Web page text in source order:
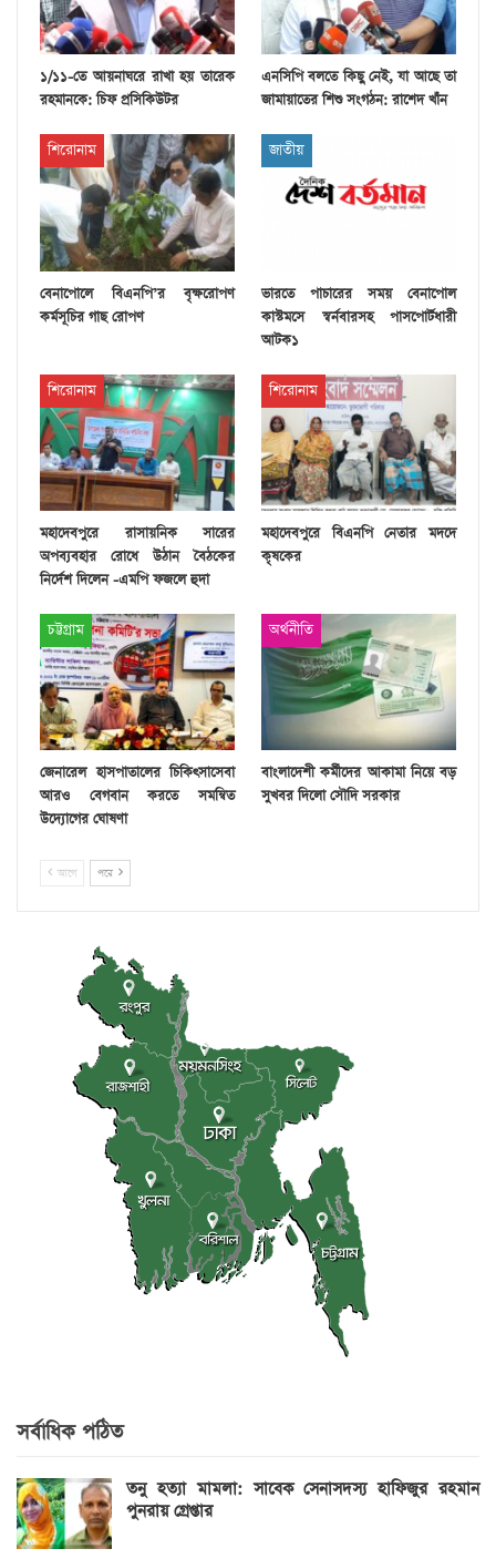
১/১১-তে আয়নাঘরে রাখা হয় তারেক
রহমানকে: চিফ প্রসিকিউটর
এনসিপি বলতে কিছু নেই, যা আছে তা
জামায়াতের শিশু সংগঠন: রাশেদ খাঁন
শিরোনাম
বেনাপোলে বিএনপি’র বৃক্ষরোপণ
কর্মসূচির গাছ রোপণ
জাতীয়
ভারতে পাচারের সময় বেনাপোল
কাস্টমসে স্বর্নবারসহ পাসপোর্টধারী
আটক১
শিরোনাম
মহাদেবপুরে রাসায়নিক সারের
অপব্যবহার রোধে উঠান বৈঠকের
নির্দেশ দিলেন -এমপি ফজলে হুদা
শিরোনাম
মহাদেবপুরে বিএনপি নেতার মদদে
কৃষকের
চট্টগ্রাম
জেনারেল হাসপাতালের চিকিৎসাসেবা
আরও বেগবান করতে সমন্বিত
উদ্যোগের ঘোষণা
অর্থনীতি
বাংলাদেশী কর্মীদের আকামা নিয়ে বড়
সুখবর দিলো সৌদি সরকার
আগে পরে
সর্বাধিক পঠিত
তনু হত্যা মামলা: সাবেক সেনাসদস্য হাফিজুর রহমান
পুনরায় গ্রেপ্তার